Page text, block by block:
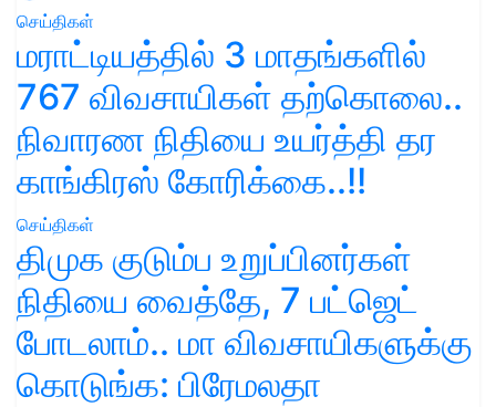
செய்திகள்
மராட்டியத்தில் 3 மாதங்களில்
767 விவசாயிகள் தற்கொலை..
நிவாரண நிதியை உயர்த்தி தர
காங்கிரஸ் கோரிக்கை..!!
செய்திகள்
திமுக குடும்ப உறுப்பினர்கள்
நிதியை வைத்தே, 7 பட்ஜெட்
போடலாம்.. மா விவசாயிகளுக்கு
கொடுங்க: பிரேமலதா